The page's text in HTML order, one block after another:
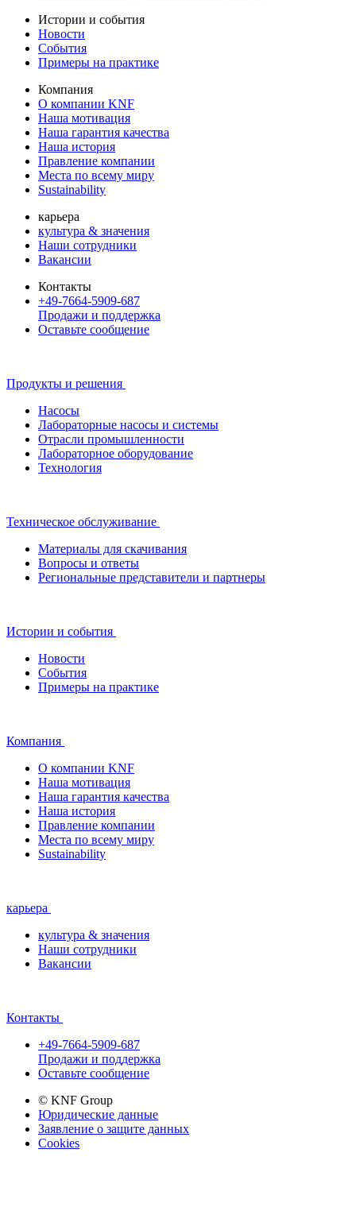
Истории и события
Новости
События
Примеры на практике
Компания
О компании KNF
Наша мотивация
Наша гарантия качества
Наша история
Правление компании
Места по всему миру
Sustainability
карьера
культура & значения
Наши сотрудники
Вакансии
Контакты
+49-7664-5909-687
Продажи и поддержка
Оставьте сообщение
Продукты и решения
Насосы
Лабораторные насосы и системы
Отрасли промышленности
Лабораторное оборудование
Технология
Техническое обслуживание
Материалы для скачивания
Вопросы и ответы
Региональные представители и партнеры
Истории и события
Новости
События
Примеры на практике
Компания
О компании KNF
Наша мотивация
Наша гарантия качества
Наша история
Правление компании
Места по всему миру
Sustainability
карьера
культура & значения
Наши сотрудники
Вакансии
Контакты
+49-7664-5909-687
Продажи и поддержка
Оставьте сообщение
© KNF Group
Юридические данные
Заявление о защите данных
Cookies